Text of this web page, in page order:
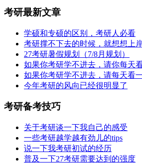
考研最新文章
学硕和专硕的区别，考研人必看
考研撑不下去的时候，就想想上
27考研暑假规划（7/8月规划）
如果你考研学不进去，请你每天
如果你考研学不进去，请每天看
今年考研的风向已经很明显了
考研备考技巧
关于考研谈一下我自己的感受
一些考研越学越有劲儿的tips
说一下我考研初试的经历
普及一下27考研需要达到的强度